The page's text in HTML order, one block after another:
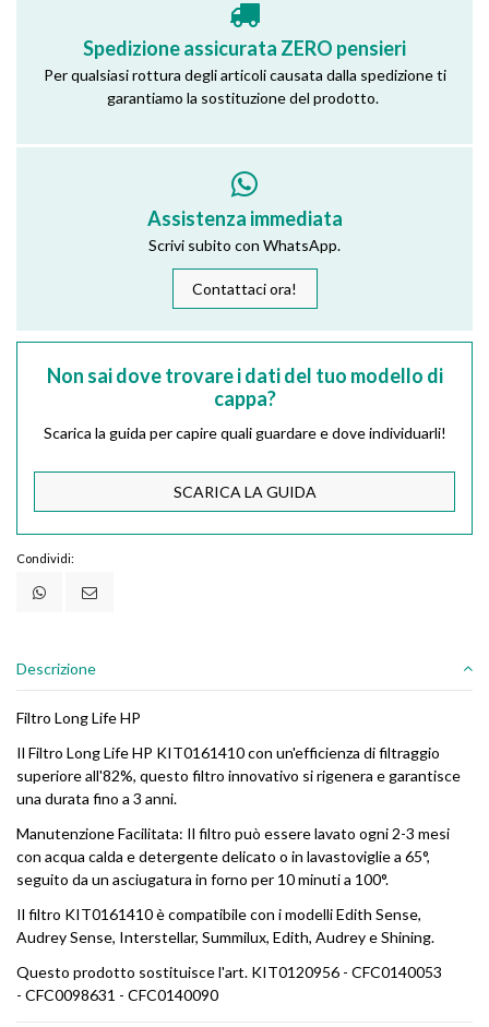
Spedizione assicurata ZERO pensieri
Per qualsiasi rottura degli articoli causata dalla spedizione ti
garantiamo la sostituzione del prodotto.
Assistenza immediata
Scrivi subito con WhatsApp.
Contattaci ora!
Non sai dove trovare i dati del tuo modello di
cappa?
Scarica la guida per capire quali guardare e dove individuarli!
SCARICA LA GUIDA
Condividi:
Descrizione
Filtro Long Life HP
Il Filtro Long Life HP KIT0161410 con un'efficienza di filtraggio
superiore all'82%, questo filtro innovativo si rigenera e garantisce
una durata fino a 3 anni.
Manutenzione Facilitata: Il filtro può essere lavato ogni 2-3 mesi
con acqua calda e detergente delicato o in lavastoviglie a 65°,
seguito da un asciugatura in forno per 10 minuti a 100°.
Il filtro KIT0161410 è compatibile con i modelli Edith Sense,
Audrey Sense, Interstellar, Summilux, Edith, Audrey e Shining.
Questo prodotto sostituisce l'art. KIT0120956 - CFC0140053
- CFC0098631 - CFC0140090